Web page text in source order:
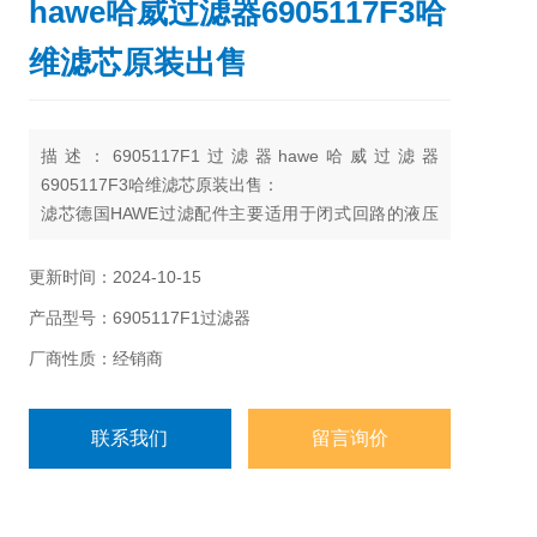
hawe哈威过滤器6905117F3哈
维滤芯原装出售
描述：6905117F1过滤器hawe哈威过滤器
6905117F3哈维滤芯原装出售：
滤芯德国HAWE过滤配件主要适用于闭式回路的液压
粒以及密封件的橡胶杂质等污染物，使系统的油液保
更新时间：2024-10-15
产品型号：6905117F1过滤器
厂商性质：经销商
联系我们 留言询价